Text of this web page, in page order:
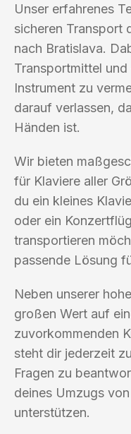
Unser erfahrenes
sicheren Transport
nach Bratislava.
Transportmittel
Instrument zu
darauf verlassen,
Händen ist.
Wir bieten
für Klaviere aller
du ein kleines
oder ein
transportieren
passende Lösung
Neben unserer
großen Wert auf
zuvorkommenden
steht dir jederzeit
Fragen zu
deines Umzugs
unterstützen.